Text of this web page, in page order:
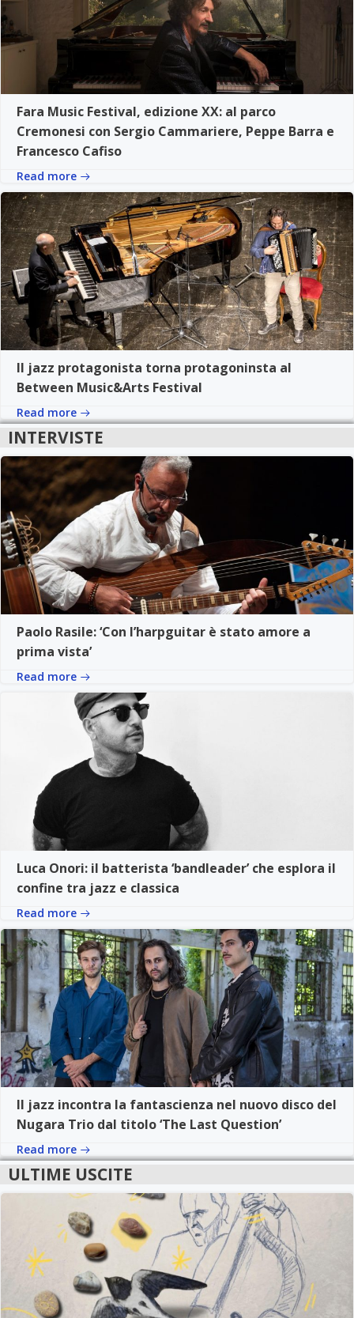
Fara Music Festival, edizione XX: al parco
Cremonesi con Sergio Cammariere, Peppe Barra e
Francesco Cafiso
Read more
Il jazz protagonista torna protagoninsta al
Between Music&Arts Festival
Read more
INTERVISTE
Paolo Rasile: ‘Con l’harpguitar è stato amore a
prima vista’
Read more
Luca Onori: il batterista ‘bandleader’ che esplora il
confine tra jazz e classica
Read more
Il jazz incontra la fantascienza nel nuovo disco del
Nugara Trio dal titolo ‘The Last Question’
Read more
ULTIME USCITE